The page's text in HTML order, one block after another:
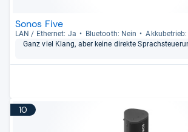
Sonos Five
LAN / Ether­net: Ja Blue­tooth: Nein
Ganz viel Klang, aber keine direkte
10